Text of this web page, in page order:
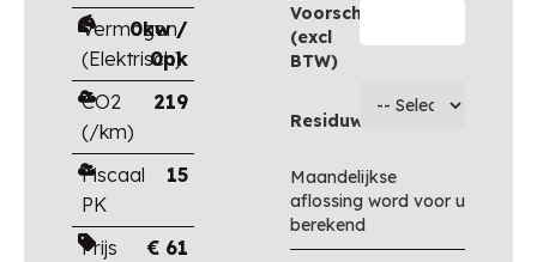
Vermogen
(Elektrisch)
0kw /
0pk
CO2
(/km)
219
Fiscaal
PK
15
Prijs
€ 61
Voorschot
(excl
BTW)
Residuwaarde
Maandelijkse
aflossing word voor u
berekend